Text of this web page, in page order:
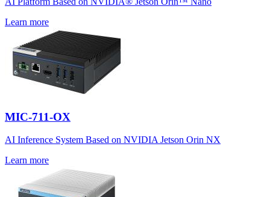
Learn more
MIC-711-OX
AI Inference System Based on NVIDIA Jetson Orin NX
Learn more